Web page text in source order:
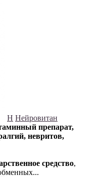
Н Нейровитан
препарат,
невритов,
средство,